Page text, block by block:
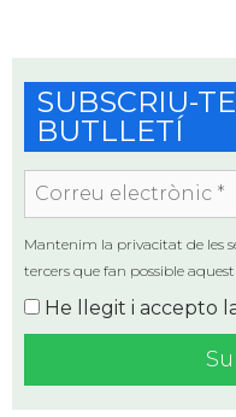
SUBSCRIU-
BUTLLETÍ
electrònic
*
Mantenim la privacitat de les
tercers que fan possible aquest
He llegit i accepto